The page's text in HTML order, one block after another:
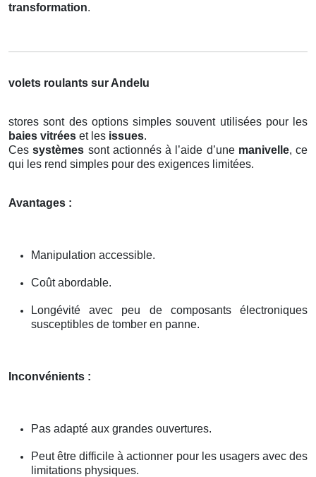
transformation.
volets roulants sur Andelu
stores sont des options simples souvent utilisées pour les
baies vitrées et les issues.
Cessystèmes sont actionnés à l’aide d’une manivelle, ce
qui les rend simples pour des exigences limitées.
Avantages :
Manipulation accessible.
Coût abordable.
Longévité avec peu de composants électroniques
susceptibles de tomber en panne.
Inconvénients :
Pas adapté aux grandes ouvertures.
Peut être difficile à actionner pour les usagers avec des
limitations physiques.